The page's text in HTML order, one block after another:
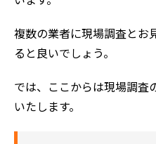
複数の業者に現場調査とお
ると良いでしょう。
では、ここからは現場調査
いたします。